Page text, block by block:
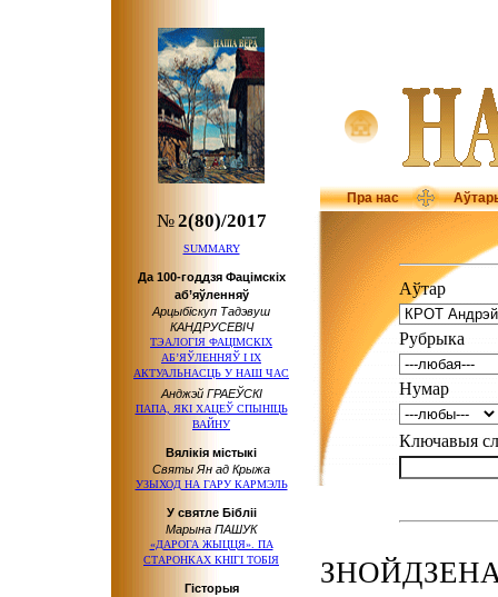
Пра нас
№2(80)/2017
SUMMARY
Да 100-годдзя Фацімскіх
аб’яўленняў
Арцыбіскуп Тадэвуш
КАНДРУСЕВІЧ
ТЭАЛОГІЯ ФАЦІМСКІХ
АБ’ЯЎЛЕННЯЎ І ІХ
АКТУАЛЬНАСЦЬ У НАШ ЧАС
Анджэй ГРАЕЎСКІ
ПАПА, ЯКІ ХАЦЕЎ СПЫНІЦЬ
ВАЙНУ
Вялікія містыкі
Святы Ян ад Крыжа
УЗЫХОД НА ГАРУ КАРМЭЛЬ
У святле Бібліі
Марына ПАШУК
«ДАРОГА ЖЫЦЦЯ». ПА
СТАРОНКАХ КНІГІ ТОБІЯ
Гісторыя
Аўтар
Рубрыка
Нумар
Ключавыя